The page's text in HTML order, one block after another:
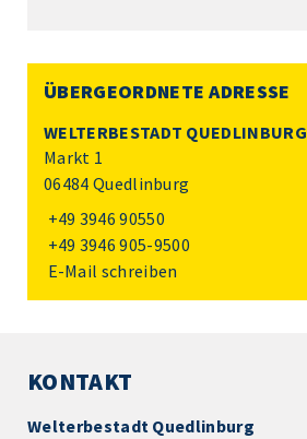
ÜBERGEORDNETE ADRESSE
WELTERBESTADT QUEDLINBURG
Markt 1
06484 Quedlinburg
+49 3946 90550
+49 3946 905-9500
E-Mail schreiben
KONTAKT
Welterbestadt Quedlinburg